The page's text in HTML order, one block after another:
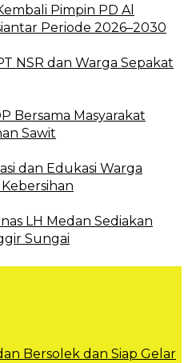
Pimpin PD Al
Periode 2026–2030
NSR dan Warga Sepakat
Bersama Masyarakat
Sawit
dan Edukasi Warga
LH Medan Sediakan
Sungai
Bersolek dan Siap Gelar